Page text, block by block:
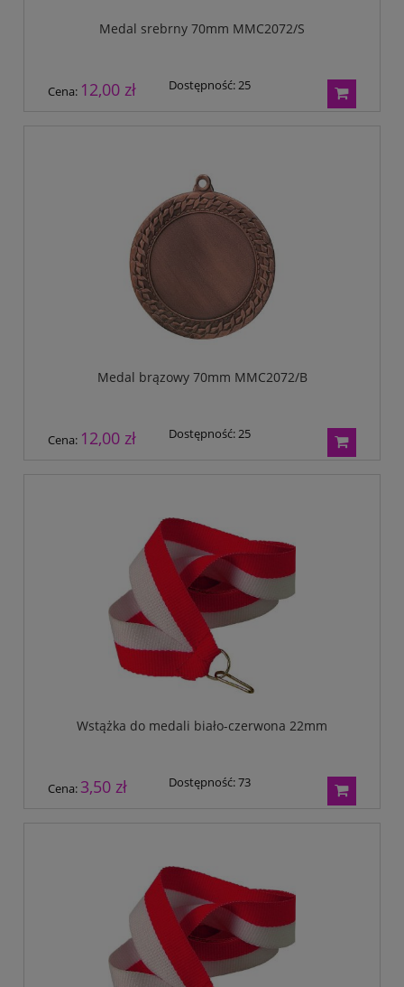
Medal srebrny 70mm MMC2072/S
Cena: 12,00 zł Dostępność:25
Medal brązowy 70mm MMC2072/B
Cena: 12,00 zł Dostępność:25
Wstążka do medali biało-czerwona 22mm
Cena: 3,50 zł Dostępność:73